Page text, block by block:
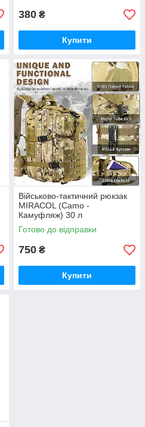
380 ₴
Купити
Військово-тактичний рюкзак
MIRACOL (Camo -
Камуфляж) 30 л
Готово до відправки
750 ₴
Купити